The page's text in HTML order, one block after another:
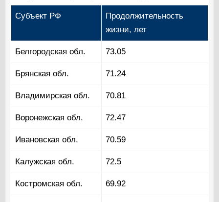
Субъект РФ
Продолжительность
жизни, лет
Белгородская обл. 73.05
Брянская обл. 71.24
Владимирская обл. 70.81
Воронежская обл. 72.47
Ивановская обл. 70.59
Калужская обл. 72.5
Костромская обл. 69.92